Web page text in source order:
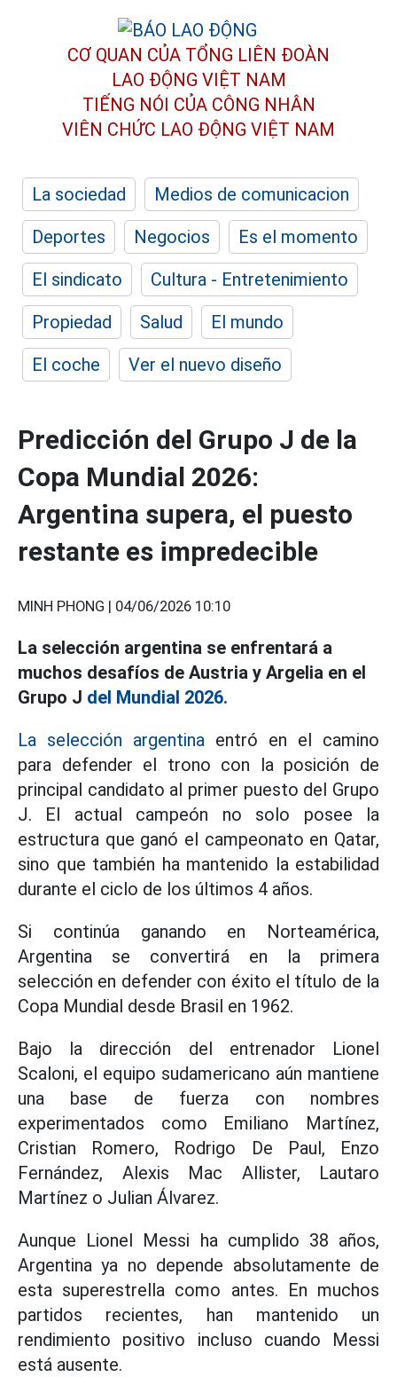
CƠ QUAN CỦA TỔNG LIÊN ĐOÀN
LAO ĐỘNG VIỆT NAM
TIẾNG NÓI CỦA CÔNG NHÂN
VIÊN CHỨC LAO ĐỘNG VIỆT NAM
La sociedad
Medios de comunicacion
Deportes
Negocios
Es el momento
El sindicato
Cultura - Entretenimiento
Propiedad
Salud
El mundo
El coche
Ver el nuevo diseño
Predicción del Grupo J de la
Copa Mundial 2026:
Argentina supera, el puesto
restante es impredecible
MINH PHONG | 04/06/2026 10:10
La selección argentina se enfrentará a
muchos desafíos de Austria y Argelia en el
Grupo J del Mundial 2026.
La selección argentina entró en el camino
para defender el trono con la posición de
principal candidato al primer puesto del Grupo
J. El actual campeón no solo posee la
estructura que ganó el campeonato en Qatar,
sino que también ha mantenido la estabilidad
durante el ciclo de los últimos 4 años.
Si continúa ganando en Norteamérica,
Argentina se convertirá en la primera
selección en defender con éxito el título de la
Copa Mundial desde Brasil en 1962.
Bajo la dirección del entrenador Lionel
Scaloni, el equipo sudamericano aún mantiene
una base de fuerza con nombres
experimentados como Emiliano Martínez,
Cristian Romero, Rodrigo De Paul, Enzo
Fernández, Alexis Mac Allister, Lautaro
Martínez o Julian Álvarez.
Aunque Lionel Messi ha cumplido 38 años,
Argentina ya no depende absolutamente de
esta superestrella como antes. En muchos
partidos recientes, han mantenido un
rendimiento positivo incluso cuando Messi
está ausente.